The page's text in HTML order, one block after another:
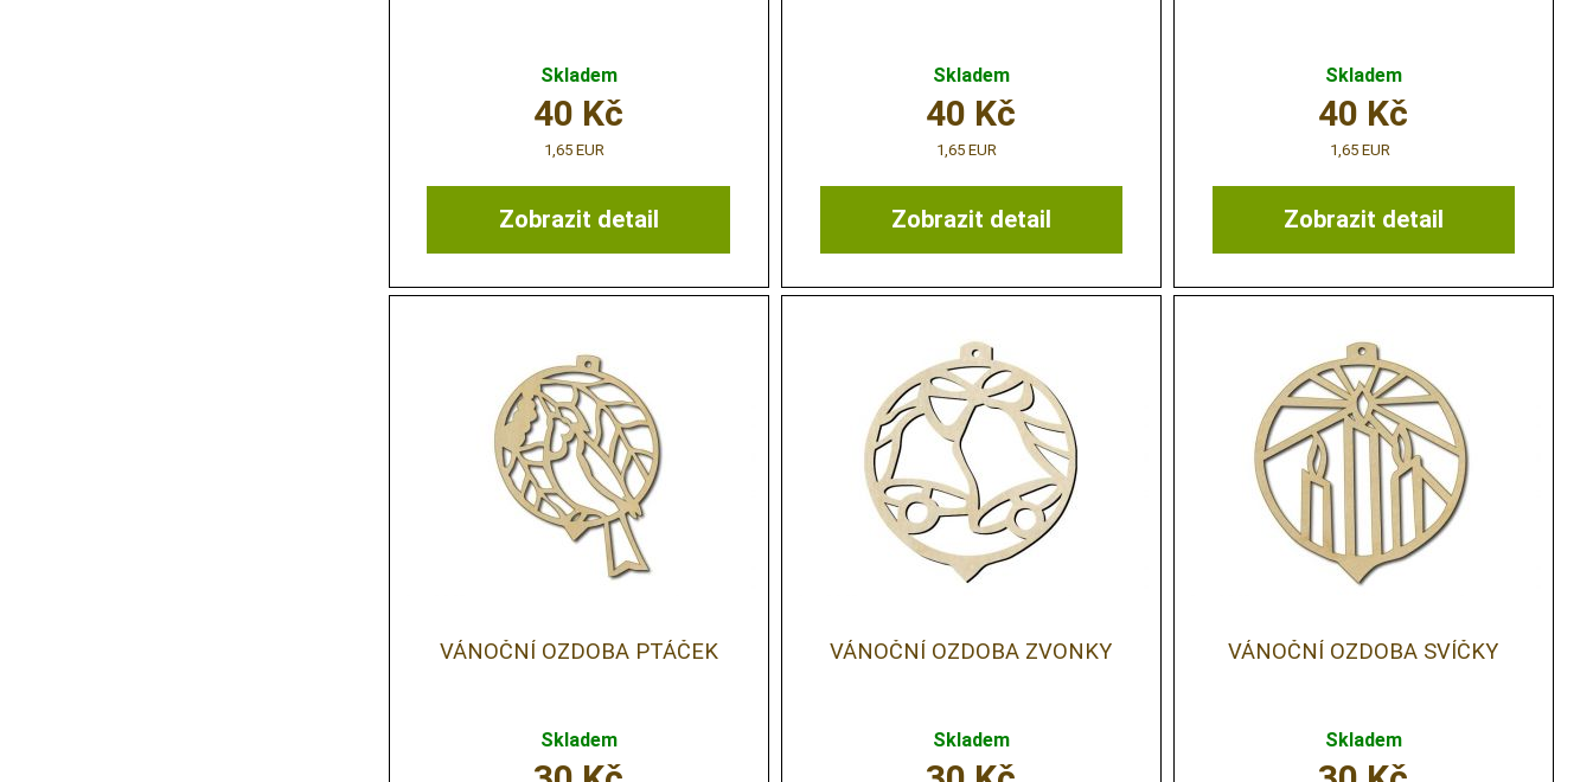
Skladem
Zobrazit detail
40 Kč
1,65 EUR
Skladem
Zobrazit detail
40 Kč
1,65 EUR
Skladem
Zobrazit detail
40 Kč
1,65 EUR
VÁNOČNÍ OZDOBA PTÁČEK
Skladem
VÁNOČNÍ OZDOBA ZVONKY
Skladem
VÁNOČNÍ OZDOBA SVÍČKY
Skladem